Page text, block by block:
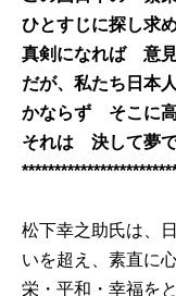
ひとすじに探し求
真剣になれば 意
だが、私たち日本
かならず そこに高
それは 決して夢
松下幸之助氏は、
いを超え、素直に
栄・平和・幸福を